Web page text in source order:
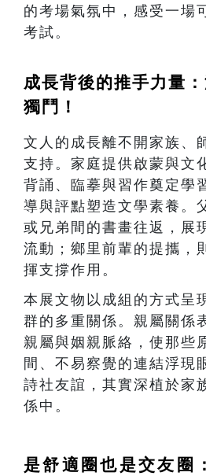
的考場氣氛中，感受一場
考試。
成長背後的推手力量
獨鬥！
文人的成長離不開家族、
支持。家庭提供啟蒙與文
背誦、臨摹與習作奠定學
導與評點塑造文學素養。
或兄弟間的書畫往返，展
流動；鄉里前輩的提攜，
揮支撐作用。
本展文物以成組的方式呈
群的多重關係。親屬關係
親屬與姻親脈絡，使那些
間、不易察覺的連結浮現
詩社友誼，其實深植於家
係中。
是舒適圈也是交友圈